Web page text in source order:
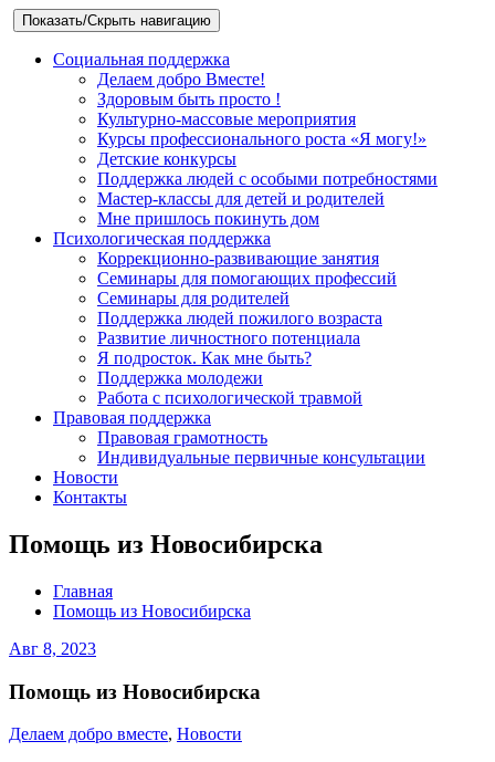
Показать/Скрыть навигацию
Социальная поддержка
Делаем добро Вместе!
Здоровым быть просто !
Культурно-массовые мероприятия
Курсы профессионального роста «Я могу!»
Детские конкурсы
Поддержка людей с особыми потребностями
Мастер-классы для детей и родителей
Мне пришлось покинуть дом
Психологическая поддержка
Коррекционно-развивающие занятия
Семинары для помогающих профессий
Семинары для родителей
Поддержка людей пожилого возраста
Развитие личностного потенциала
Я подросток. Как мне быть?
Поддержка молодежи
Работа с психологической травмой
Правовая поддержка
Правовая грамотность
Индивидуальные первичные консультации
Новости
Контакты
Помощь из Новосибирска
Главная
Помощь из Новосибирска
Авг 8, 2023
Помощь из Новосибирска
Делаем добро вместе, Новости